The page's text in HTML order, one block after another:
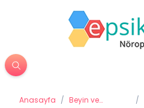
Anasayfa / Beyin ve
/